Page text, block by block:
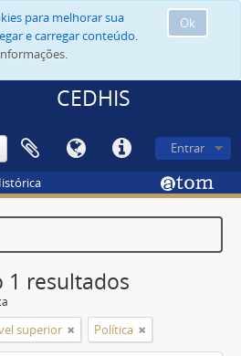
Ok
para melhorar sua
e carregar conteúdo.
CEDHIS
Entrar
1 resultados
superior Política